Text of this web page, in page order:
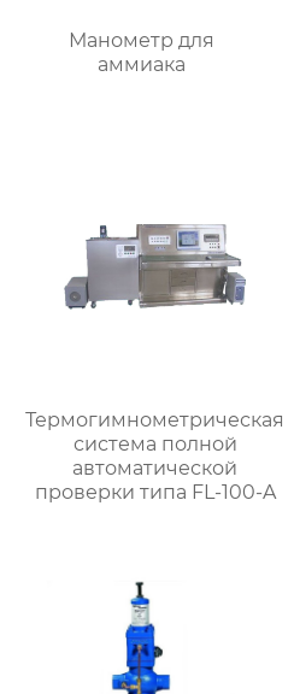
Манометр для
аммиака
Термогимнометрическая
система полной
автоматической
проверки типа FL-100-A